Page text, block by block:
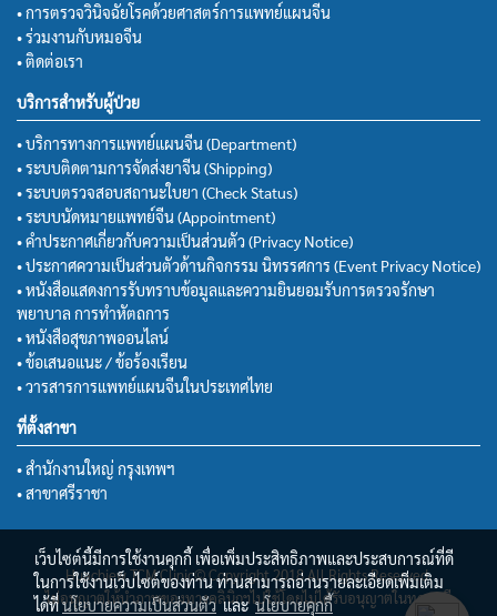
• การตรวจวินิจฉัยโรคด้วยศาสตร์การแพทย์แผนจีน
• ร่วมงานกับหมอจีน
• ติดต่อเรา
บริการสำหรับผู้ป่วย
• บริการทางการแพทย์แผนจีน (Department)
• ระบบติดตามการจัดส่งยาจีน (Shipping)
• ระบบตรวจสอบสถานะใบยา (Check Status)
• ระบบนัดหมายแพทย์จีน (Appointment)
• คำประกาศเกี่ยวกับความเป็นส่วนตัว (Privacy Notice)
• ประกาศความเป็นส่วนตัวด้านกิจกรรม นิทรรศการ (Event Privacy Notice)
• หนังสือแสดงการรับทราบข้อมูลและความยินยอมรับการตรวจรักษา
พยาบาล การทำหัตถการ
• หนังสือสุขภาพออนไลน์
• ข้อเสนอแนะ / ข้อร้องเรียน
• วารสารการแพทย์แผนจีนในประเทศไทย
ที่ตั้งสาขา
• สำนักงานใหญ่ กรุงเทพฯ
• สาขาศรีราชา
Huachiew TCM Clinic© Copyright 2018 All Rights Reserved.
ไม่อนุญาตให้นำภาพของทางคลินิกฯไปใช้โดยไม่ได้รับอนุญาตในทุกกรณี
เว็บไซต์นี้มีการใช้งานคุกกี้ เพื่อเพิ่มประสิทธิภาพและประสบการณ์ที่ดี
ในการใช้งานเว็บไซต์ของท่าน ท่านสามารถอ่านรายละเอียดเพิ่มเติม
ได้ที่นโยบายความเป็นส่วนตัวและนโยบายคุกกี้